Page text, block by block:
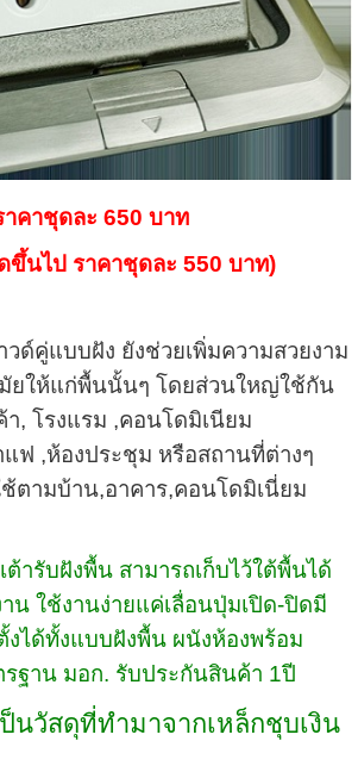
าคาชุดละ 650 บาท
ขึ้นไป ราคาชุดละ 550 บาท)
ด์คู่แบบฝัง ยังช่วยเพิ่มความสวยงาม
ยให้แก่พื้นนั้นๆ โดยส่วนใหญ่ใช้กัน
, โรงแรม ,คอนโดมิเนียม
ฟ ,ห้องประชุม หรือสถานที่ต่างๆ
ตามบ้าน,อาคาร,คอนโดมิเนี่ยม
ารับฝังพื้น สามารถเก็บไว้ใต้พื้นได้
าน ใช้งานง่ายแค่เลื่อนปุ่มเปิด-ปิดมี
งได้ทั้งแบบฝังพื้น ผนังห้องพร้อม
รฐาน มอก. รับประกันสินค้า 1ปี
นวัสดุที่ทำมาจากเหล็กชุบเงิน